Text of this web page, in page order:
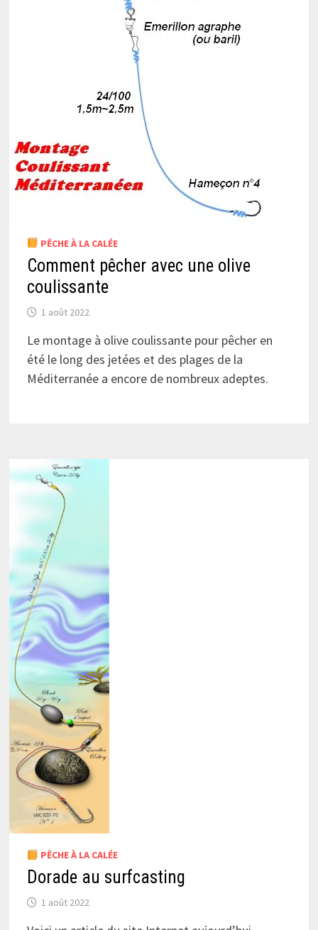
PÊCHE À LA CALÉE
Comment pêcher avec une olive
coulissante
1 août 2022
Le montage à olive coulissante pour pêcher en
été le long des jetées et des plages de la
Méditerranée a encore de nombreux adeptes.
PÊCHE À LA CALÉE
Dorade au surfcasting
1 août 2022